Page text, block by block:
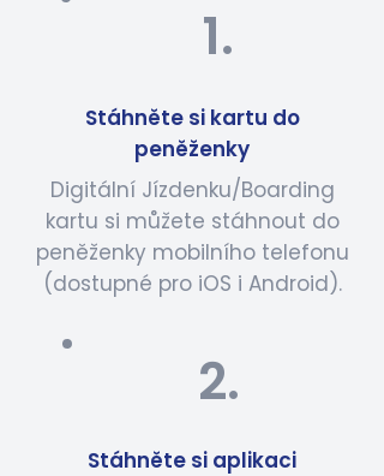
1.
Stáhněte si kartu do
peněženky
Digitální Jízdenku/Boarding
kartu si můžete stáhnout do
peněženky mobilního telefonu
(dostupné pro iOS i Android).
2.
Stáhněte si aplikaci